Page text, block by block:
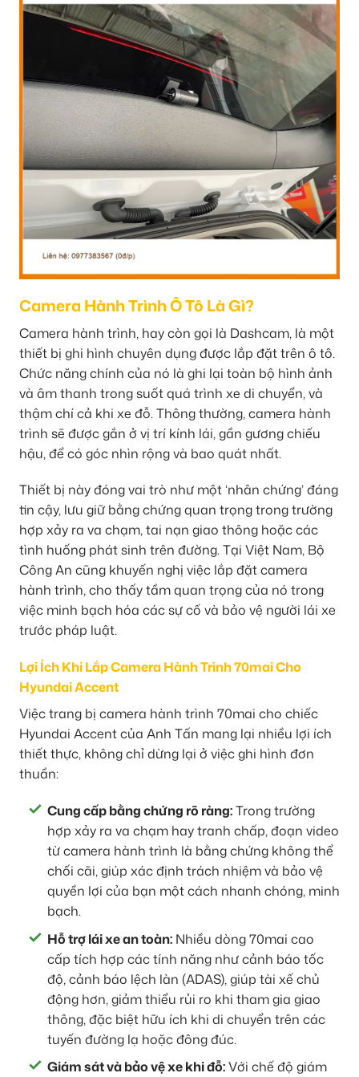
Camera Hành Trình Ô Tô Là Gì?
Camera hành trình, hay còn gọi là Dashcam, là một
thiết bị ghi hình chuyên dụng được lắp đặt trên ô tô.
Chức năng chính của nó là ghi lại toàn bộ hình ảnh
và âm thanh trong suốt quá trình xe di chuyển, và
thậm chí cả khi xe đỗ. Thông thường, camera hành
trình sẽ được gắn ở vị trí kính lái, gần gương chiếu
hậu, để có góc nhìn rộng và bao quát nhất.
Thiết bị này đóng vai trò như một ‘nhân chứng’ đáng
tin cậy, lưu giữ bằng chứng quan trọng trong trường
hợp xảy ra va chạm, tai nạn giao thông hoặc các
tình huống phát sinh trên đường. Tại Việt Nam, Bộ
Công An cũng khuyến nghị việc lắp đặt camera
hành trình, cho thấy tầm quan trọng của nó trong
việc minh bạch hóa các sự cố và bảo vệ người lái xe
trước pháp luật.
Lợi Ích Khi Lắp Camera Hành Trình 70mai Cho
Hyundai Accent
Việc trang bị camera hành trình 70mai cho chiếc
Hyundai Accent của Anh Tấn mang lại nhiều lợi ích
thiết thực, không chỉ dừng lại ở việc ghi hình đơn
thuần:
Cung cấp bằng chứng rõ ràng:Trong trường
hợp xảy ra va chạm hay tranh chấp, đoạn video
từ camera hành trình là bằng chứng không thể
chối cãi, giúp xác định trách nhiệm và bảo vệ
quyền lợi của bạn một cách nhanh chóng, minh
bạch.
Hỗ trợ lái xe an toàn: Nhiều dòng 70mai cao
cấp tích hợp các tính năng như cảnh báo tốc
độ, cảnh báo lệch làn (ADAS), giúp tài xế chủ
động hơn, giảm thiểu rủi ro khi tham gia giao
thông, đặc biệt hữu ích khi di chuyển trên các
tuyến đường lạ hoặc đông đúc.
Giám sát và bảo vệ xe khi đỗ:Với chế độ giám